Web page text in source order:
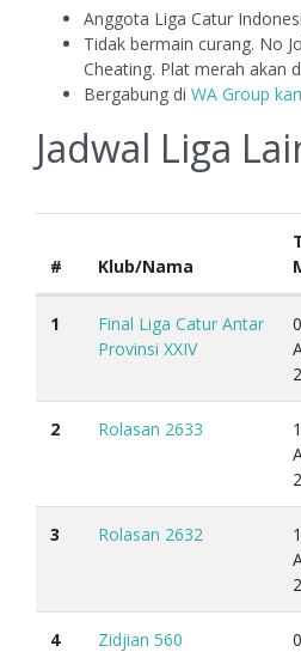
Anggota Liga Catur
Tidak bermain curang. No
Cheating. Plat merah akan
Bergabung di WA Group
Jadwal Liga
# Klub/Nama
1
Final Liga Catur Antar
Provinsi XXIV
2 Rolasan 2633
3 Rolasan 2632
4 Zidjian 560